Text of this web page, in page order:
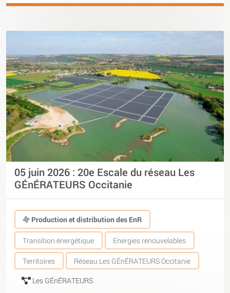
05 juin 2026 : 20e Escale du réseau Les
GÉnÉRATEURS Occitanie
Production et distribution des EnR
Transition énergétique Energies renouvelables
Territoires Réseau Les GÉnÉRATEURS Occitanie
Les GÉnÉRATEURS